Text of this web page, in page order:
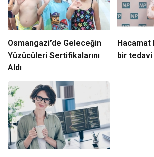
Osmangazi’de Geleceğin
Yüzücüleri Sertifikalarını
Aldı
Hacamat
bir tedavi